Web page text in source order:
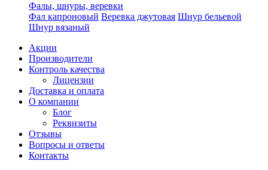
Фалы, шнуры, веревки
Фал капроновый Веревка джутовая Шнур бельевой
Шнур вязаный
Акции
Производители
Контроль качества
Лицензии
Доставка и оплата
О компании
Блог
Реквизиты
Отзывы
Вопросы и ответы
Контакты